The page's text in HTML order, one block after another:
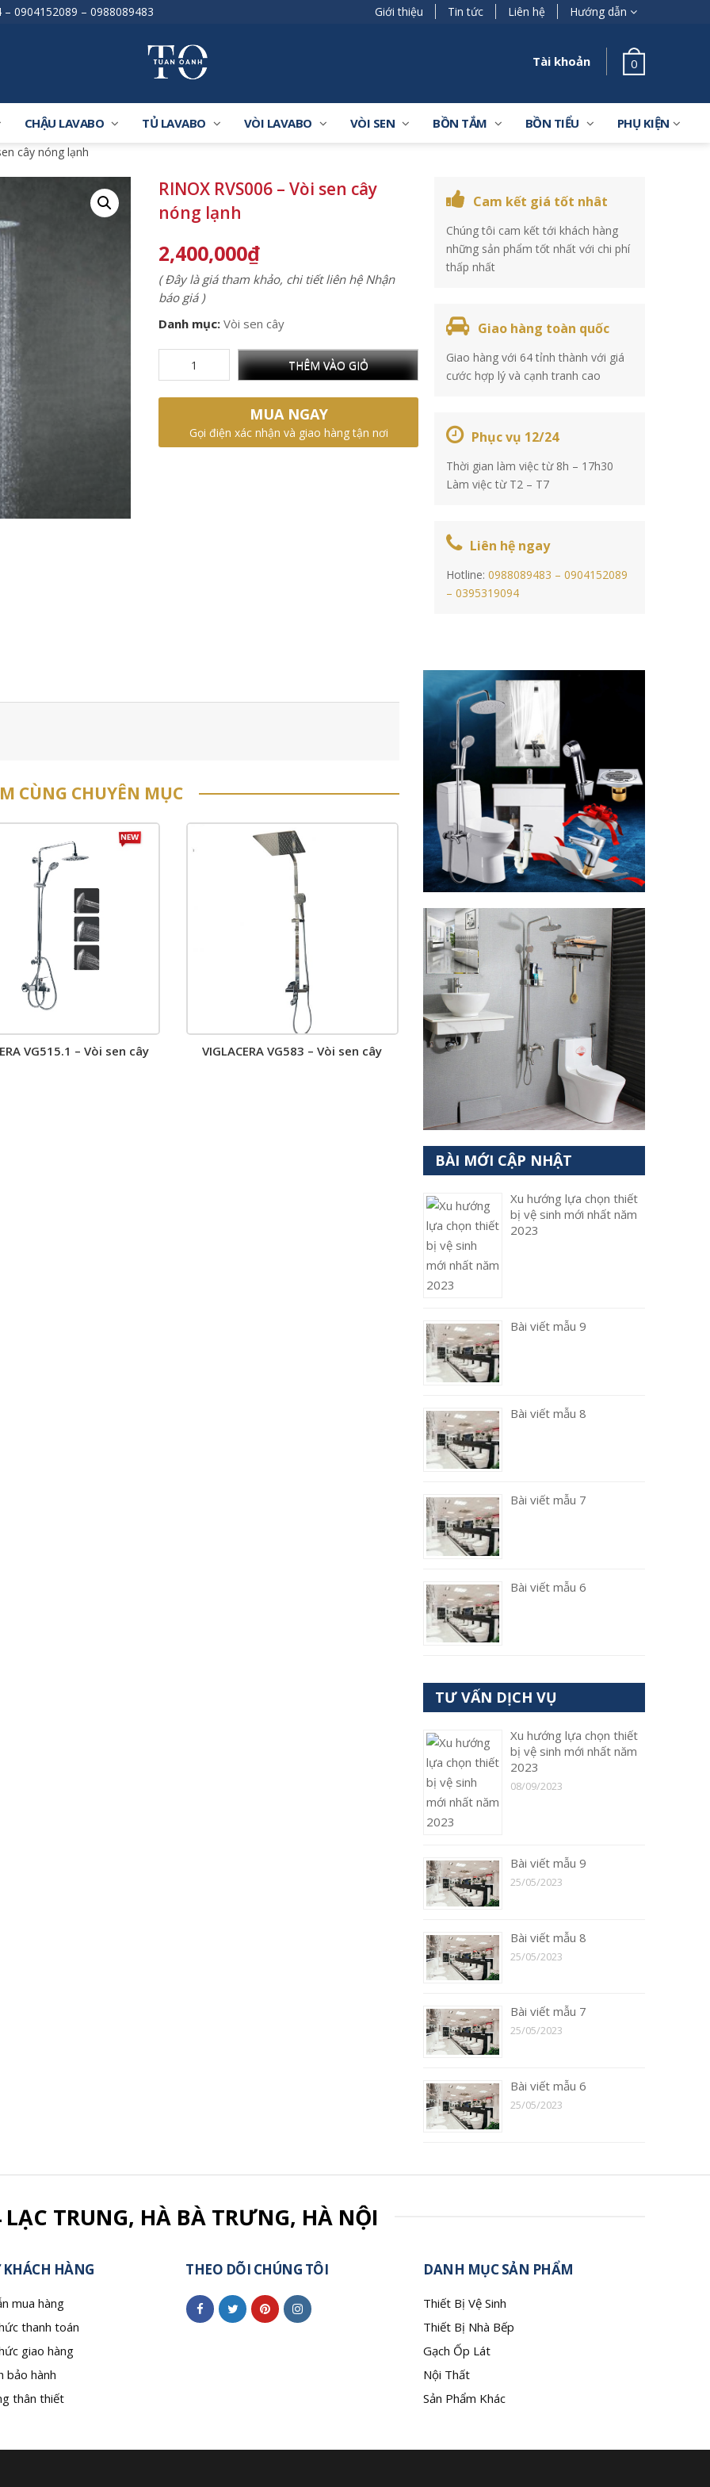
– 0904152089 – 0988089483 Giới thiệu Tin tức Liên hệ Hướng dẫn
Tài khoản 0
CHẬU LAVABO TỦ LAVABO VÒI LAVABO VÒI SEN BỒN TẮM BỒN TIỂU PHỤ KIỆN
cây nóng lạnh
RINOX RVS006 – Vòi sen cây
nóng lạnh
2,400,000₫
( Đây là giá tham khảo, chi tiết liên hệ Nhận
báo giá )
Danh mục: Vòi sen cây
THÊM VÀO GIỎ
MUA NGAY
Gọi điện xác nhận và giao hàng tận nơi
Cam kết giá tốt nhât
Chúng tôi cam kết tới khách hàng
những sản phẩm tốt nhất với chi phí
thấp nhất
Giao hàng toàn quốc
Giao hàng với 64 tỉnh thành với giá
cước hợp lý và cạnh tranh cao
Phục vụ 12/24
Thời gian làm việc từ 8h – 17h30
Làm việc từ T2 – T7
Liên hệ ngay
Hotline: 0988089483 – 0904152089
– 0395319094
CÙNG CHUYÊN MỤC
VG515.1 – Vòi sen cây VIGLACERA VG583 – Vòi sen cây
BÀI MỚI CẬP NHẬT
Xu hướng lựa chọn thiết
bị vệ sinh mới nhất năm
2023
Bài viết mẫu 9
Bài viết mẫu 8
Bài viết mẫu 7
Bài viết mẫu 6
TƯ VẤN DỊCH VỤ
Xu hướng lựa chọn thiết
bị vệ sinh mới nhất năm
2023
08/09/2023
Bài viết mẫu 9
25/05/2023
Bài viết mẫu 8
25/05/2023
Bài viết mẫu 7
25/05/2023
Bài viết mẫu 6
25/05/2023
LẠC TRUNG, HÀ BÀ TRƯNG, HÀ NỘI
KHÁCH HÀNG
mua hàng
thanh toán
giao hàng
bảo hành
thân thiết
THEO DÕI CHÚNG TÔI DANH MỤC SẢN PHẨM
Thiết Bị Vệ Sinh
Thiết Bị Nhà Bếp
Gạch Ốp Lát
Nội Thất
Sản Phẩm Khác